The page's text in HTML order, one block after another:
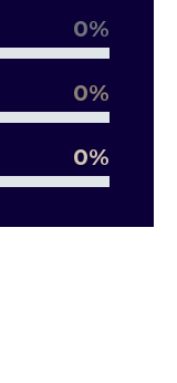
0%
0%
0%